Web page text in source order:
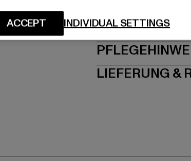
GRÖSSE
LIEFERUNG &
INDIVIDUAL SETTINGS
ACCEPT